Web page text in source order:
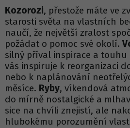
Kozorozi, přestože máte ve
starosti světa na vlastních
naučí, že největší zralost
požádat o pomoc své okolí.
silný příval inspirace a touhu
vás inspiruje k reorganizaci
nebo k naplánování
měsíce. Ryby, víkendová
do mírně nostalgické a
sice na chvíli znejistí, ale
hlubokému porozumění